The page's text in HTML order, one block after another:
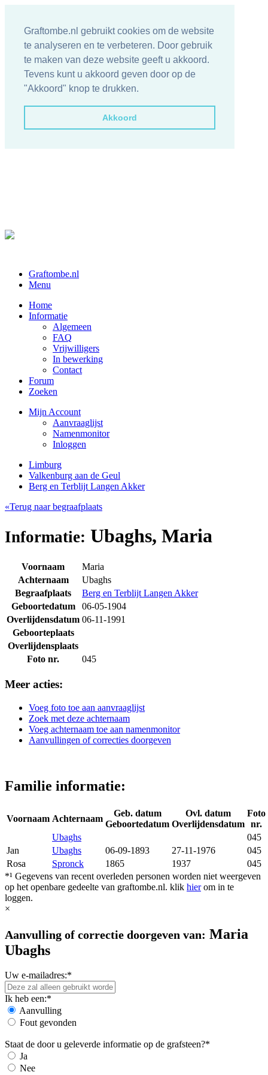
Graftombe.nl gebruikt cookies om de website
te analyseren en te verbeteren. Door gebruik
te maken van deze website geeft u akkoord.
Tevens kunt u akkoord geven door op de
"Akkoord" knop te drukken.
Akkoord
Graftombe.nl
Menu
Home
Informatie
Algemeen
FAQ
Vrijwilligers
In bewerking
Contact
Forum
Zoeken
Mijn Account
Aanvraaglijst
Namenmonitor
Inloggen
Limburg
Valkenburg aan de Geul
Berg en Terblijt Langen Akker
«Terug naar begraafplaats
Informatie: Ubaghs, Maria
Voornaam
Maria
Achternaam
Ubaghs
Begraafplaats
Berg en Terblijt Langen Akker
Geboortedatum
06-05-1904
Overlijdensdatum 06-11-1991
Geboorteplaats
Overlijdensplaats
Foto nr.
045
Meer acties:
Voeg foto toe aan aanvraaglijst
Zoek met deze achternaam
Voeg achternaam toe aan namenmonitor
Aanvullingen of correcties doorgeven
Familie informatie:
Voornaam Achternaam
Geb. datum
Geboortedatum
Ovl. datum
Overlijdensdatum
Foto
nr.
Ubaghs
045
Jan
Ubaghs 06-09-1893 27-11-1976
045
Rosa
Spronck 1865 1937
045
*¹ Gegevens van recent overleden personen worden niet weergeven
op het openbare gedeelte van graftombe.nl. klik hierom in te
loggen.
×
Aanvulling of correctie doorgeven van: Maria
Ubaghs
Uw e-mailadres:*
Ik heb een:*
Aanvulling
Fout gevonden
Staat de door u geleverde informatie op de grafsteen?*
Ja
Nee